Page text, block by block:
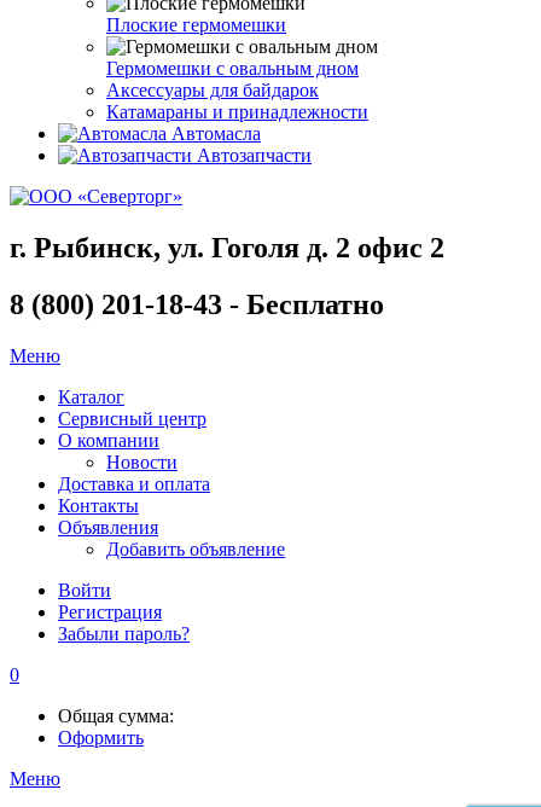
Плоские гермомешки
Гермомешки с овальным дном
Аксессуары для байдарок
Катамараны и принадлежности
Автомасла
Автозапчасти
г. Рыбинск, ул. Гоголя д. 2 офис 2
8 (800) 201-18-43 - Бесплатно
Меню
Каталог
Сервисный центр
О компании
Новости
Доставка и оплата
Контакты
Объявления
Добавить объявление
Войти
Регистрация
Забыли пароль?
0
Общая сумма:
Оформить
Меню